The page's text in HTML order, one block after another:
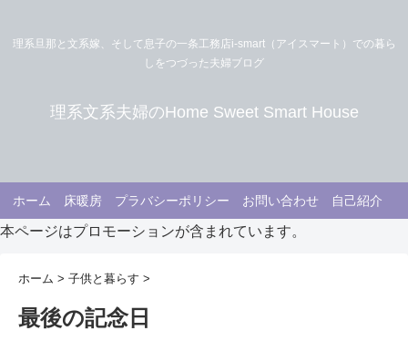
理系旦那と文系嫁、そして息子の一条工務店i-smart（アイスマート）での暮ら
しをつづった夫婦ブログ
理系文系夫婦のHome Sweet Smart House
ホーム 床暖房 プラバシーポリシー お問い合わせ 自己紹介
本ページはプロモーションが含まれています。
ホーム > 子供と暮らす >
最後の記念日